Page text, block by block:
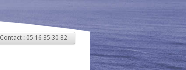
Contact : 05 16 35 30 82